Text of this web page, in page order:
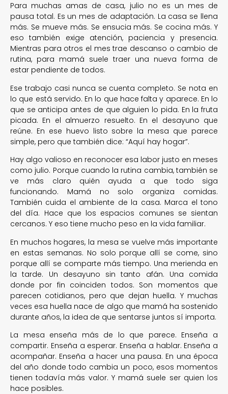
Para muchas amas de casa, julio no es un mes de
pausa total. Es un mes de adaptación. La casa se llena
más. Se mueve más. Se ensucia más. Se cocina más. Y
eso también exige atención, paciencia y presencia.
Mientras para otros el mes trae descanso o cambio de
rutina, para mamá suele traer una nueva forma de
estar pendiente de todos.
Ese trabajo casi nunca se cuenta completo. Se nota en
lo que está servido. En lo que hace falta y aparece. En lo
que se anticipa antes de que alguien lo pida. En la fruta
picada. En el almuerzo resuelto. En el desayuno que
reúne. En ese huevo listo sobre la mesa que parece
simple, pero que también dice: “Aquí hay hogar”.
Hay algo valioso en reconocer esa labor justo en meses
como julio. Porque cuando la rutina cambia, también se
ve más claro quién ayuda a que todo siga
funcionando. Mamá no solo organiza comidas.
También cuida el ambiente de la casa. Marca el tono
del día. Hace que los espacios comunes se sientan
cercanos. Y eso tiene mucho peso en la vida familiar.
En muchos hogares, la mesa se vuelve más importante
en estas semanas. No solo porque allí se come, sino
porque allí se comparte más tiempo. Una merienda en
la tarde. Un desayuno sin tanto afán. Una comida
donde por fin coinciden todos. Son momentos que
parecen cotidianos, pero que dejan huella. Y muchas
veces esa huella nace de algo que mamá ha sostenido
durante años, la idea de que sentarse juntos sí importa.
La mesa enseña más de lo que parece. Enseña a
compartir. Enseña a esperar. Enseña a hablar. Enseña a
acompañar. Enseña a hacer una pausa. En una época
del año donde todo cambia un poco, esos momentos
tienen todavía más valor. Y mamá suele ser quien los
hace posibles.